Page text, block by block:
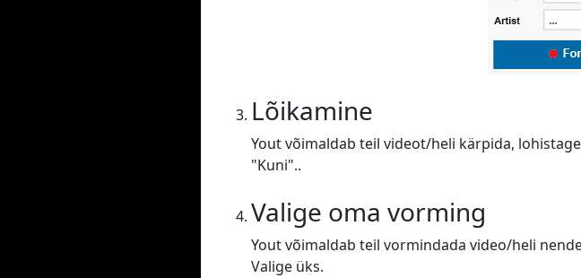
Lõikamine
Yout võimaldab teil videot/heli kärpida,
"Kuni"..
Valige oma vorming
Yout võimaldab teil vormindada video/heli
Valige üks.